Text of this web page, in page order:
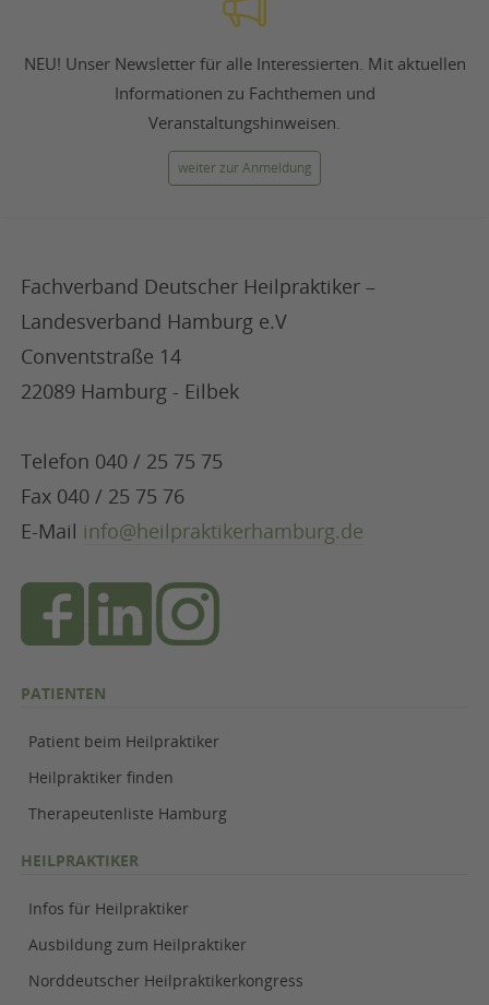
NEU! Unser Newsletter für alle Interessierten. Mit aktuellen
Informationen zu Fachthemen und
Veranstaltungshinweisen.
weiter zur Anmeldung
Fachverband Deutscher Heilpraktiker –
Landesverband Hamburg e.V
Conventstraße 14
22089 Hamburg - Eilbek
Telefon 040 / 25 75 75
Fax 040 / 25 75 76
E-Mail info@heilpraktikerhamburg.de
PATIENTEN
Patient beim Heilpraktiker
Heilpraktiker finden
Therapeutenliste Hamburg
HEILPRAKTIKER
Infos für Heilpraktiker
Ausbildung zum Heilpraktiker
Norddeutscher Heilpraktikerkongress